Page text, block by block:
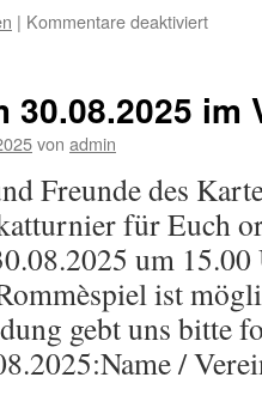
| Kommentare deaktiviertfür
und
30.08.2025 im
von admin
Freunde des
für Euch
um
ist
gebt uns bitte
/